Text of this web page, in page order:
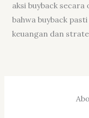
aksi buyback
bahwa buyback
keuangan dan